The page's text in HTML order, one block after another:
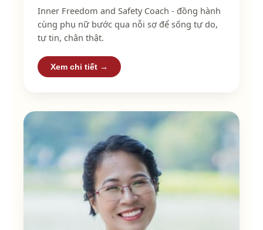
Inner Freedom and Safety Coach - đồng hành
cùng phụ nữ bước qua nỗi sợ để sống tự do,
tự tin, chân thật.
Xem chi tiết →